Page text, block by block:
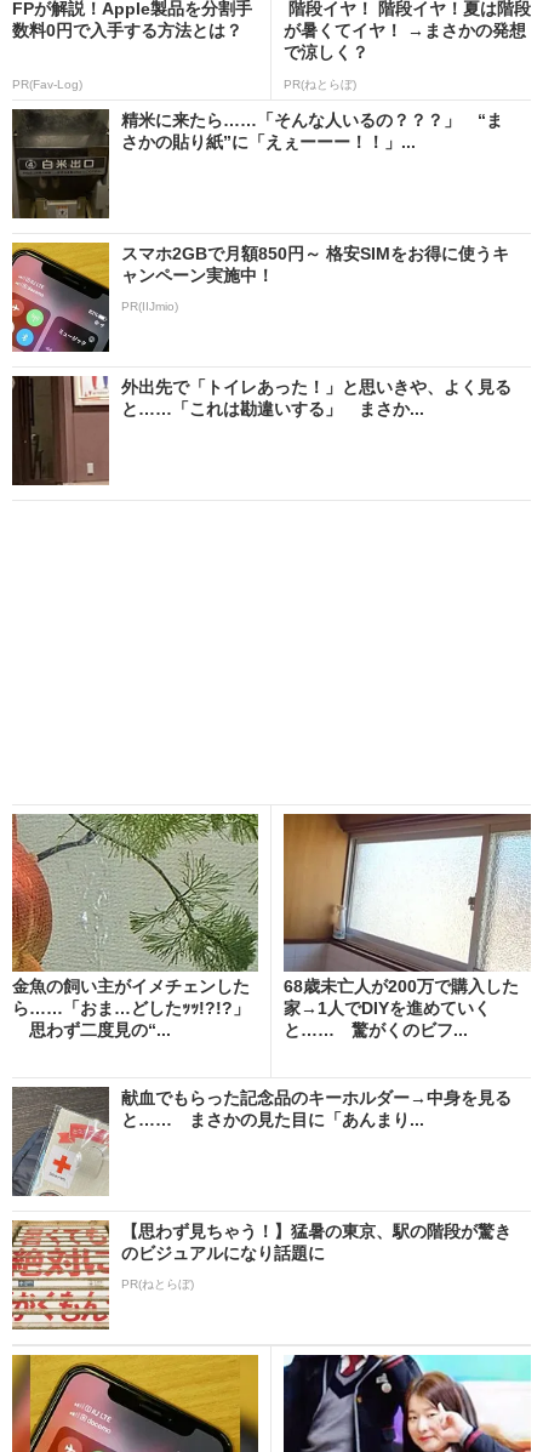
FPが解説！Apple製品を分割手
数料0円で入手する方法とは？
PR(Fav-Log)
階段イヤ！ 階段イヤ！夏は階段
が暑くてイヤ！ →まさかの発想
で涼しく？
PR(ねとらぼ)
精米に来たら……「そんな人いるの？？？」 “ま
さかの貼り紙”に「えぇーーー！！」...
スマホ2GBで月額850円～ 格安SIMをお得に使うキ
ャンペーン実施中！
PR(IIJmio)
外出先で「トイレあった！」と思いきや、よく見る
と……「これは勘違いする」 まさか...
金魚の飼い主がイメチェンした
ら……「おま…どしたｯｯ!?!?」
思わず二度見の“...
68歳未亡人が200万で購入した
家→1人でDIYを進めていく
と…… 驚がくのビフ...
献血でもらった記念品のキーホルダー→中身を見る
と…… まさかの見た目に「あんまり...
【思わず見ちゃう！】猛暑の東京、駅の階段が驚き
のビジュアルになり話題に
PR(ねとらぼ)